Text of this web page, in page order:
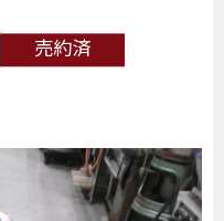
売約済